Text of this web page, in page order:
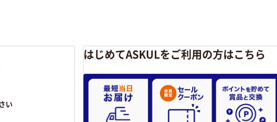
い
はじめてASKULをご利用の方はこちら